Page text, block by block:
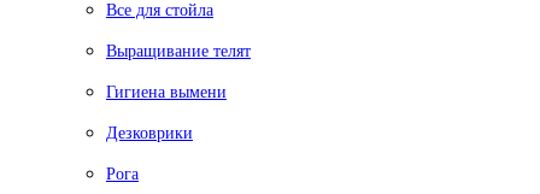
Все для стойла
Выращивание телят
Гигиена вымени
Дезковрики
Рога